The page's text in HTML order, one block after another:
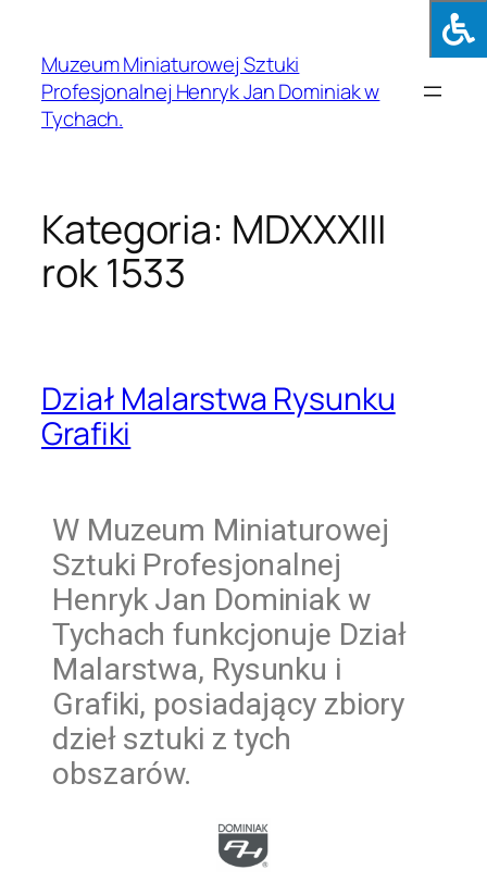
Muzeum Miniaturowej Sztuki
Profesjonalnej Henryk Jan Dominiak w
Tychach.
Kategoria: MDXXXIII
rok 1533
Dział Malarstwa Rysunku
Grafiki
W Muzeum Miniaturowej
Sztuki Profesjonalnej
Henryk Jan Dominiak w
Tychach funkcjonuje Dział
Malarstwa, Rysunku i
Grafiki, posiadający zbiory
dzieł sztuki z tych
obszarów.